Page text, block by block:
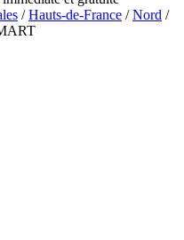
/Hauts-de-France /Nord /